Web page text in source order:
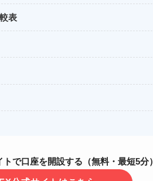
表
で口座を開設する（無料・最短5分）